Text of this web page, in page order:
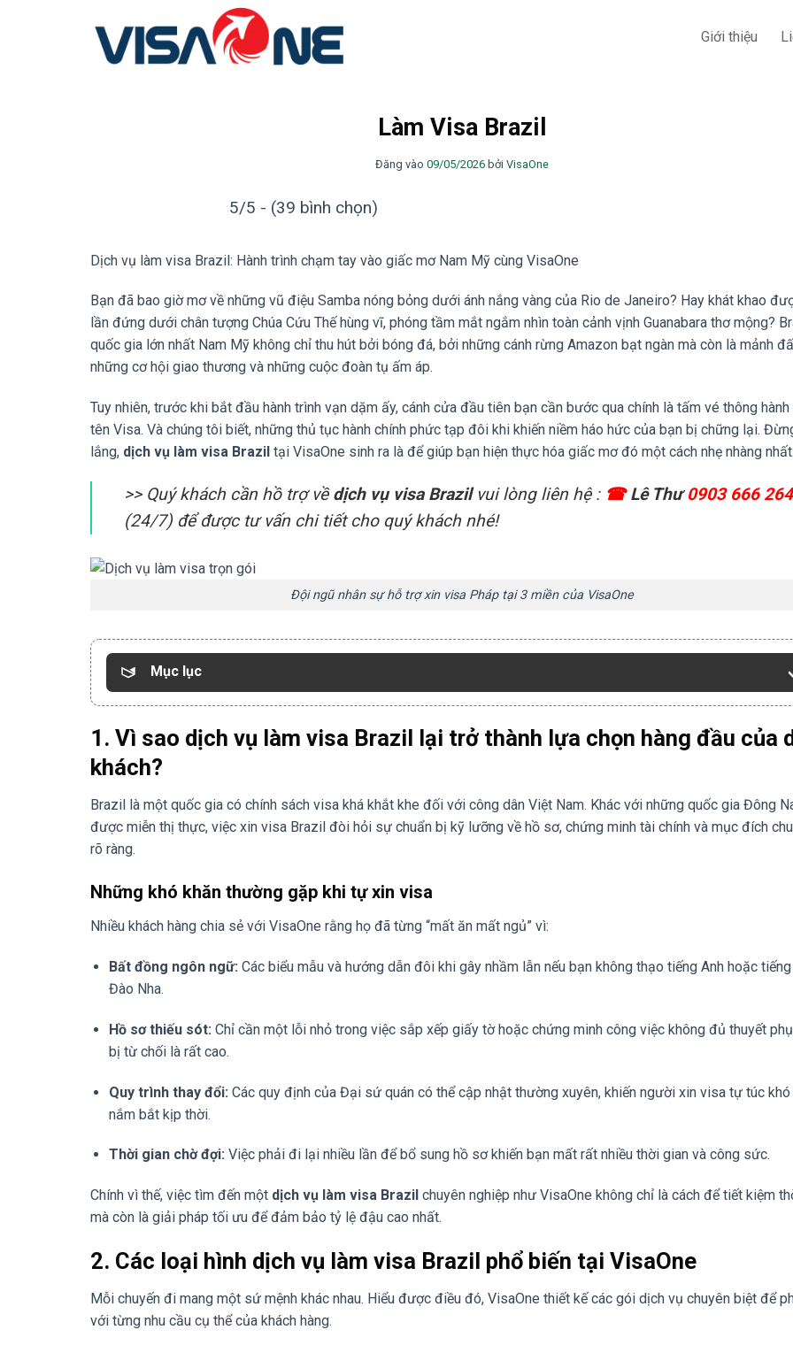
Giới thiệu
Làm Visa Brazil
Đăng vào 09/05/2026 bởi VisaOne
5/5 - (39 bình chọn)
Dịch vụ làm visa Brazil: Hành trình chạm tay vào giấc mơ Nam Mỹ cùng VisaOne
Bạn đã bao giờ mơ về những vũ điệu Samba nóng bỏng dưới ánh nắng vàng của Rio de Janeiro? Hay khát khao
lần đứng dưới chân tượng Chúa Cứu Thế hùng vĩ, phóng tầm mắt ngắm nhìn toàn cảnh vịnh Guanabara thơ mộng?
quốc gia lớn nhất Nam Mỹ không chỉ thu hút bởi bóng đá, bởi những cánh rừng Amazon bạt ngàn mà còn là mảnh
những cơ hội giao thương và những cuộc đoàn tụ ấm áp.
Tuy nhiên, trước khi bắt đầu hành trình vạn dặm ấy, cánh cửa đầu tiên bạn cần bước qua chính là tấm vé thông hành
tên Visa. Và chúng tôi biết, những thủ tục hành chính phức tạp đôi khi khiến niềm háo hức của bạn bị chững lại.
lắng, dịch vụ làm visa Brazil tại VisaOne sinh ra là để giúp bạn hiện thực hóa giấc mơ đó một cách nhẹ nhàng nhất.
>> Quý khách cần hồ trợ vềdịch vụ visa Brazilvui lòng liên hệ : ☎Lê Thư0903 666 264
(24/7) để được tư vấn chi tiết cho quý khách nhé!
Đội ngũ nhân sự hỗ trợ xin visa Pháp tại 3 miền của VisaOne
Mục lục
1. Vì sao dịch vụ làm visa Brazil lại trở thành lựa chọn hàng đầu của
khách?
Brazil là một quốc gia có chính sách visa khá khắt khe đối với công dân Việt Nam. Khác với những quốc gia Đông
được miễn thị thực, việc xin visa Brazil đòi hỏi sự chuẩn bị kỹ lưỡng về hồ sơ, chứng minh tài chính và mục đích
rõ ràng.
Những khó khăn thường gặp khi tự xin visa
Nhiều khách hàng chia sẻ với VisaOne rằng họ đã từng “mất ăn mất ngủ” vì:
Bất đồng ngôn ngữ: Các biểu mẫu và hướng dẫn đôi khi gây nhầm lẫn nếu bạn không thạo tiếng Anh hoặc
Đào Nha.
Hồ sơ thiếu sót: Chỉ cần một lỗi nhỏ trong việc sắp xếp giấy tờ hoặc chứng minh công việc không đủ thuyết
bị từ chối là rất cao.
Quy trình thay đổi: Các quy định của Đại sứ quán có thể cập nhật thường xuyên, khiến người xin visa tự túc
nắm bắt kịp thời.
Thời gian chờ đợi: Việc phải đi lại nhiều lần để bổ sung hồ sơ khiến bạn mất rất nhiều thời gian và công sức.
Chính vì thế, việc tìm đến một dịch vụ làm visa Brazil chuyên nghiệp như VisaOne không chỉ là cách để tiết kiệm
mà còn là giải pháp tối ưu để đảm bảo tỷ lệ đậu cao nhất.
2. Các loại hình dịch vụ làm visa Brazil phổ biến tại VisaOne
Mỗi chuyến đi mang một sứ mệnh khác nhau. Hiểu được điều đó, VisaOne thiết kế các gói dịch vụ chuyên biệt để
với từng nhu cầu cụ thể của khách hàng.